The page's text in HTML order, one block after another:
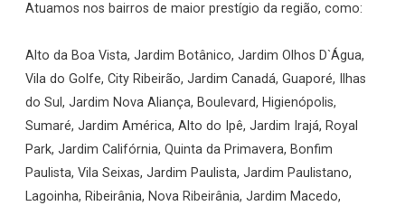
Atuamos nos bairros de maior prestígio da região, como:
Alto da Boa Vista, Jardim Botânico, Jardim Olhos D`Água,
Vila do Golfe, City Ribeirão, Jardim Canadá, Guaporé, Ilhas
do Sul, Jardim Nova Aliança, Boulevard, Higienópolis,
Sumaré, Jardim América, Alto do Ipê, Jardim Irajá, Royal
Park, Jardim Califórnia, Quinta da Primavera, Bonfim
Paulista, Vila Seixas, Jardim Paulista, Jardim Paulistano,
Lagoinha, Ribeirânia, Nova Ribeirânia, Jardim Macedo,